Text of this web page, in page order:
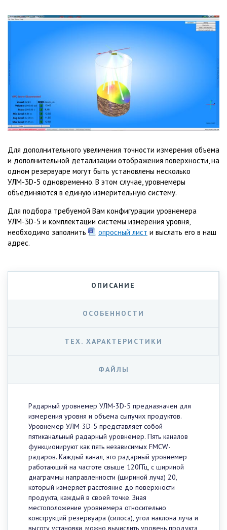
Для дополнительного увеличения точности измерения объема
и дополнительной детализации отображения поверхности, на
одном резервуаре могут быть установлены несколько
УЛМ-3D-5 одновременно. В этом случае, уровнемеры
объединяются в единую измерительную систему.
Для подбора требуемой Вам конфигурации уровнемера
УЛМ-3D-5 и комплектации системы измерения уровня,
необходимо заполнить
опросный лист и выслать его в наш
адрес.
ОПИСАНИЕ
ОСОБЕННОСТИ
ТЕХ. ХАРАКТЕРИСТИКИ
ФАЙЛЫ
Радарный уровнемер УЛМ-3D-5 предназначен для
измерения уровня и объема сыпучих продуктов.
Уровнемер УЛМ-3D-5 представляет собой
пятиканальный радарный уровнемер. Пять каналов
функционируют как пять независимых FMCW-
радаров. Каждый канал, это радарный уровнемер
работающий на частоте свыше 120ГГц, с шириной
диаграммы направленности (шириной луча) 20,
который измеряет расстояние до поверхности
продукта, каждый в своей точке. Зная
местоположение уровнемера относительно
конструкций резервуара (силоса), угол наклона луча и
высоту установки, можно вычислить уровень продукта